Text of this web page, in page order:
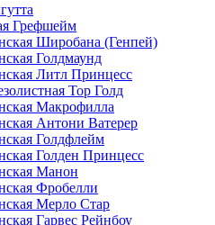
Грефшейм
Широбана (Генпей)
Голдмаунд
Литл Принцесс
Тор Голд
Макрофилла
Антони Ватерер
Голдфлейм
Голден Принцесс
Манон
Фробелли
Мерло Стар
Гарвес Рейнбоу